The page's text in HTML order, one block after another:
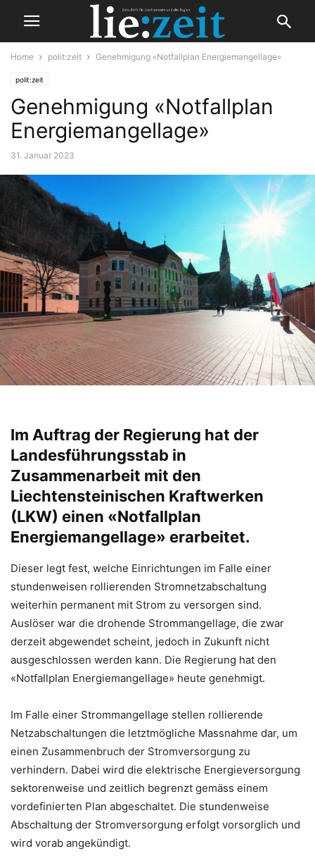
Home polit:zeit Genehmigung «Notfallplan Energiemangellage»
polit:zeit
Genehmigung «Notfallplan
Energiemangellage»
31. Januar 2023
Im Auftrag der Regierung hat der
Landesführungsstab in
Zusammenarbeit mit den
Liechtensteinischen Kraftwerken
(LKW) einen «Notfallplan
Energiemangellage» erarbeitet.
Dieser legt fest, welche Einrichtungen im Falle einer
stundenweisen rollierenden Stromnetzabschaltung
weiterhin permanent mit Strom zu versorgen sind.
Auslöser war die drohende Strommangellage, die zwar
derzeit abgewendet scheint, jedoch in Zukunft nicht
ausgeschlossen werden kann. Die Regierung hat den
«Notfallplan Energiemangellage» heute genehmigt.
Im Falle einer Strommangellage stellen rollierende
Netzabschaltungen die letztmögliche Massnahme dar, um
einen Zusammenbruch der Stromversorgung zu
verhindern. Dabei wird die elektrische Energieversorgung
sektorenweise und zeitlich begrenzt gemäss einem
vordefinierten Plan abgeschaltet. Die stundenweise
Abschaltung der Stromversorgung erfolgt vorsorglich und
wird vorab angekündigt.